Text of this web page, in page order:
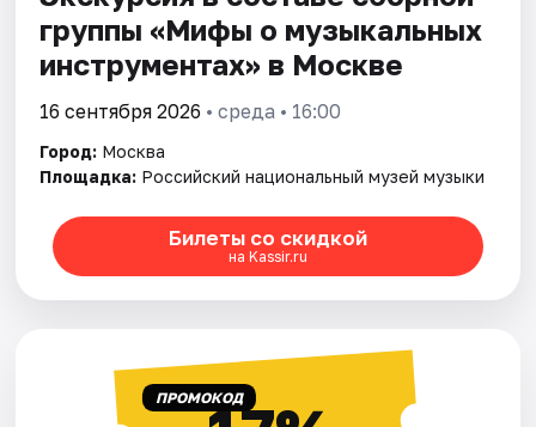
группы «Мифы о музыкальных
инструментах» в Москве
16 сентября 2026 • среда • 16:00
Город: Москва
Площадка: Российский национальный музей музыки
Билеты со скидкой
на Kassir.ru
ПРОМОКОД